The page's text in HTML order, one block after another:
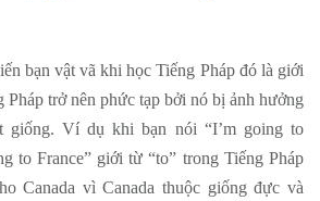
bạn vật vã khi học Tiếng Pháp đó là giới
trở nên phức tạp bởi nó bị ảnh hưởng
giống. Ví dụ khi bạn nói “I’m going to
to France” giới từ “to” trong Tiếng Pháp
Canada vì Canada thuộc giống đực và